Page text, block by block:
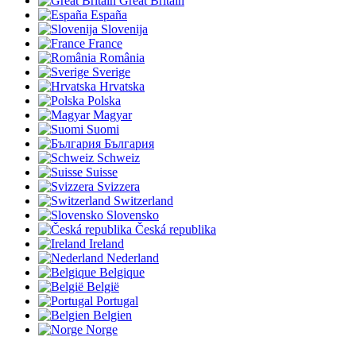
España
Slovenija
France
România
Sverige
Hrvatska
Polska
Magyar
Suomi
България
Schweiz
Suisse
Svizzera
Switzerland
Slovensko
Česká republika
Ireland
Nederland
Belgique
België
Portugal
Belgien
Norge